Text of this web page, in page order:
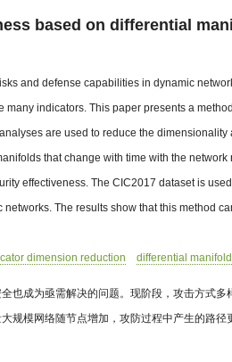
based on differential
and defense capabilities in dynamic
indicators. This paper presents a
are used to reduce the dimensionality
that change with time with the network
effectiveness. The CIC2017 dataset is
The results show that this method
dimension reduction differential manifold
也成为亟需解决的问题。现阶段，攻击方式多
规模网络随节点增加，攻防过程中产生的路径